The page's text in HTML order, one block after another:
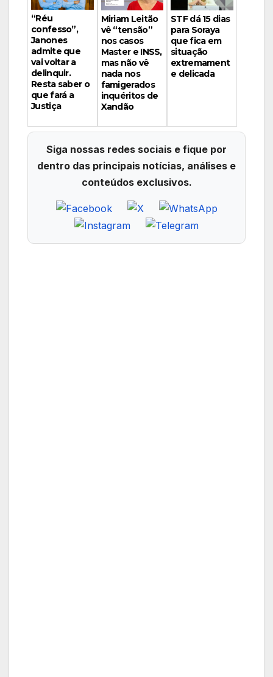
“Réu
confesso”,
Janones
admite que
vai voltar a
delinquir.
Resta saber o
que fará a
Justiça
Miriam Leitão
vê “tensão”
nos casos
Master e INSS,
mas não vê
nada nos
famigerados
inquéritos de
Xandão
STF dá 15 dias
para Soraya
que fica em
situação
extremament
e delicada
Siga nossas redes sociais e fique por
dentro das principais notícias, análises e
conteúdos exclusivos.